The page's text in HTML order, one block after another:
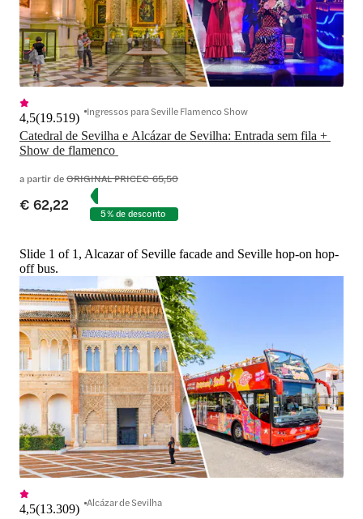
Catedral de Sevilha e Alcázar de Sevilha: Entrada sem fila +
4,5(19.519) Ingressos para Seville Flamenco Show
a partir deORIGINAL PRICE€ 65,50
€ 62,22 5% de desconto
Slide 1 of 1, Alcazar of Seville facade and Seville hop-on hop-
off bus.
4,5(13.309) Alcázar de Sevilha